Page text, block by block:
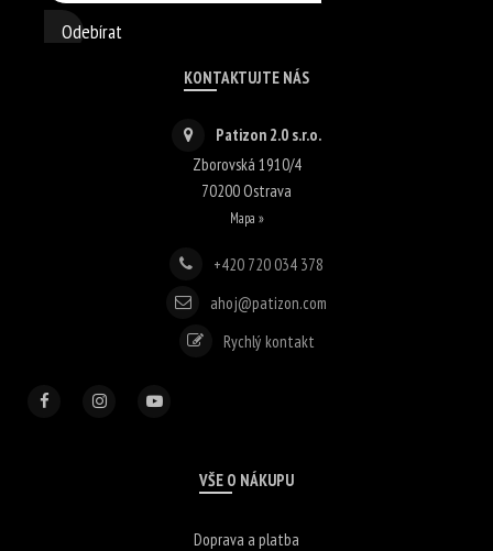
Odebírat
KONTAKTUJTE NÁS
Patizon 2.0 s.r.o.
Zborovská 1910/4
70200Ostrava
Mapa »
+420 720 034 378
ahoj@patizon.com
Rychlý kontakt
VŠE O NÁKUPU
Doprava a platba